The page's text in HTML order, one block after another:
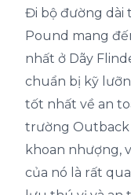
Đi bộ đường dài
Pound mang
nhất ở Dãy
chuẩn bị kỹ
tốt nhất về an
trường Outback
khoan nhượng,
của nó là rất